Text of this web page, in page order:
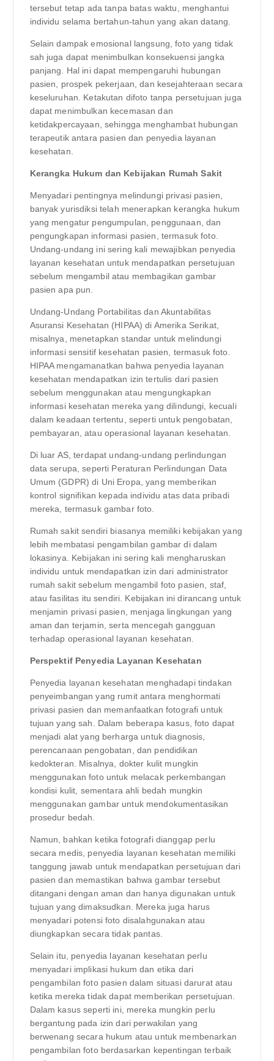
tersebut tetap ada tanpa batas waktu, menghantui
individu selama bertahun-tahun yang akan datang.
Selain dampak emosional langsung, foto yang tidak
sah juga dapat menimbulkan konsekuensi jangka
panjang. Hal ini dapat mempengaruhi hubungan
pasien, prospek pekerjaan, dan kesejahteraan secara
keseluruhan. Ketakutan difoto tanpa persetujuan juga
dapat menimbulkan kecemasan dan
ketidakpercayaan, sehingga menghambat hubungan
terapeutik antara pasien dan penyedia layanan
kesehatan.
Kerangka Hukum dan Kebijakan Rumah Sakit
Menyadari pentingnya melindungi privasi pasien,
banyak yurisdiksi telah menerapkan kerangka hukum
yang mengatur pengumpulan, penggunaan, dan
pengungkapan informasi pasien, termasuk foto.
Undang-undang ini sering kali mewajibkan penyedia
layanan kesehatan untuk mendapatkan persetujuan
sebelum mengambil atau membagikan gambar
pasien apa pun.
Undang-Undang Portabilitas dan Akuntabilitas
Asuransi Kesehatan (HIPAA) di Amerika Serikat,
misalnya, menetapkan standar untuk melindungi
informasi sensitif kesehatan pasien, termasuk foto.
HIPAA mengamanatkan bahwa penyedia layanan
kesehatan mendapatkan izin tertulis dari pasien
sebelum menggunakan atau mengungkapkan
informasi kesehatan mereka yang dilindungi, kecuali
dalam keadaan tertentu, seperti untuk pengobatan,
pembayaran, atau operasional layanan kesehatan.
Di luar AS, terdapat undang-undang perlindungan
data serupa, seperti Peraturan Perlindungan Data
Umum (GDPR) di Uni Eropa, yang memberikan
kontrol signifikan kepada individu atas data pribadi
mereka, termasuk gambar foto.
Rumah sakit sendiri biasanya memiliki kebijakan yang
lebih membatasi pengambilan gambar di dalam
lokasinya. Kebijakan ini sering kali mengharuskan
individu untuk mendapatkan izin dari administrator
rumah sakit sebelum mengambil foto pasien, staf,
atau fasilitas itu sendiri. Kebijakan ini dirancang untuk
menjamin privasi pasien, menjaga lingkungan yang
aman dan terjamin, serta mencegah gangguan
terhadap operasional layanan kesehatan.
Perspektif Penyedia Layanan Kesehatan
Penyedia layanan kesehatan menghadapi tindakan
penyeimbangan yang rumit antara menghormati
privasi pasien dan memanfaatkan fotografi untuk
tujuan yang sah. Dalam beberapa kasus, foto dapat
menjadi alat yang berharga untuk diagnosis,
perencanaan pengobatan, dan pendidikan
kedokteran. Misalnya, dokter kulit mungkin
menggunakan foto untuk melacak perkembangan
kondisi kulit, sementara ahli bedah mungkin
menggunakan gambar untuk mendokumentasikan
prosedur bedah.
Namun, bahkan ketika fotografi dianggap perlu
secara medis, penyedia layanan kesehatan memiliki
tanggung jawab untuk mendapatkan persetujuan dari
pasien dan memastikan bahwa gambar tersebut
ditangani dengan aman dan hanya digunakan untuk
tujuan yang dimaksudkan. Mereka juga harus
menyadari potensi foto disalahgunakan atau
diungkapkan secara tidak pantas.
Selain itu, penyedia layanan kesehatan perlu
menyadari implikasi hukum dan etika dari
pengambilan foto pasien dalam situasi darurat atau
ketika mereka tidak dapat memberikan persetujuan.
Dalam kasus seperti ini, mereka mungkin perlu
bergantung pada izin dari perwakilan yang
berwenang secara hukum atau untuk membenarkan
pengambilan foto berdasarkan kepentingan terbaik